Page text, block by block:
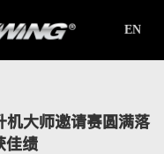
EN
大师邀请赛圆满落
佳绩